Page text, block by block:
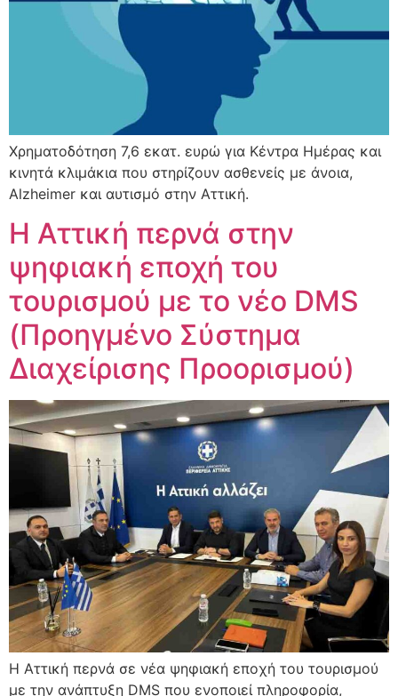
Χρηματοδότηση 7,6 εκατ. ευρώ για Κέντρα Ημέρας και
κινητά κλιμάκια που στηρίζουν ασθενείς με άνοια,
Alzheimer και αυτισμό στην Αττική.
Η Αττική περνά στην
ψηφιακή εποχή του
τουρισμού με το νέο DMS
(Προηγμένο Σύστημα
Διαχείρισης Προορισμού)
Η Αττική περνά σε νέα ψηφιακή εποχή του τουρισμού
με την ανάπτυξη DMS που ενοποιεί πληροφορία,